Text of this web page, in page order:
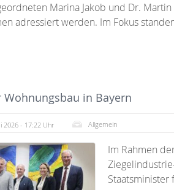
Marina Jakob und Dr.
adressiert werden. Im Fokus
in Bayern
2026 - 17:22 Uhr Allgemein
Im Rahmen
Staatsminister